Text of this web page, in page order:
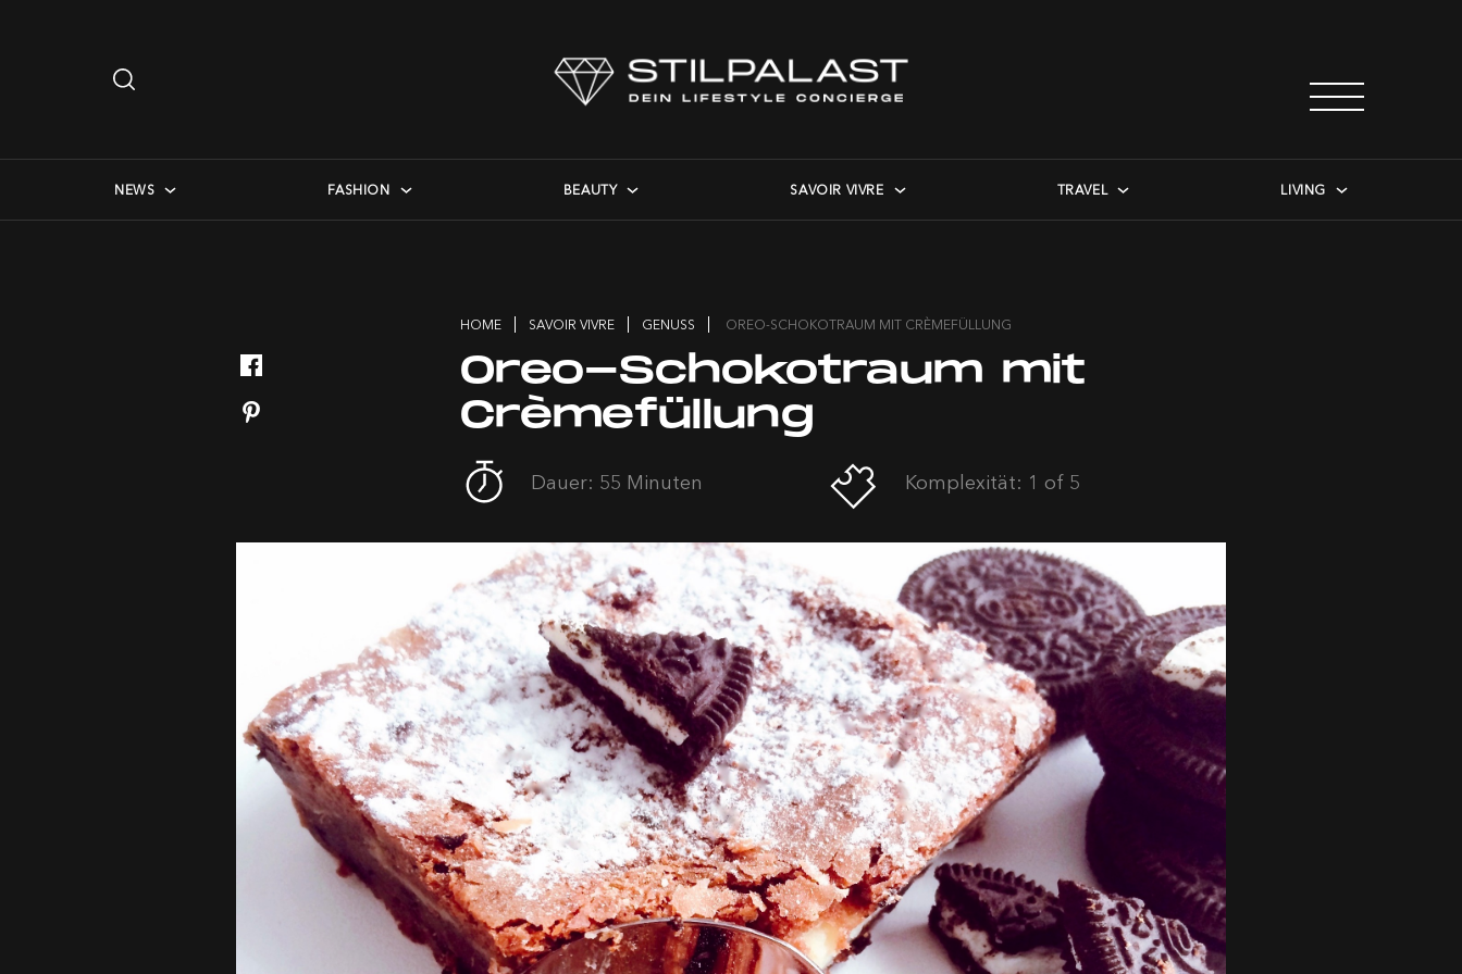
…
NEWS FASHION BEAUTY SAVOIR VIVRE TRAVEL LIVING
HOME SAVOIR VIVRE GENUSS OREO-SCHOKOTRAUM MIT CRÈMEFÜLLUNG
Oreo-Schokotraum mit
Crèmefüllung
Dauer: 55 Minuten Komplexität: 1 of 5